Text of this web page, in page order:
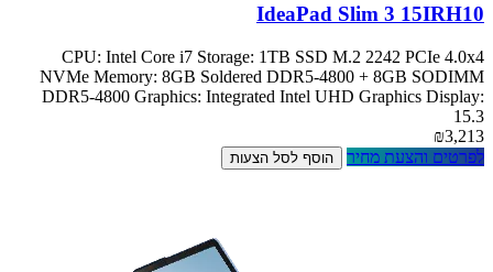
IdeaPad Slim 3 15IRH10
CPU: Intel Core i7 Storage: 1TB SSD M.2 2242 PCIe 4.0x4
NVMe Memory: 8GB Soldered DDR5-4800 + 8GB SODIMM
DDR5-4800 Graphics: Integrated Intel UHD Graphics Display:
15.3
₪3,213
לפרטים והצעת מחיר
הוסף לסל הצעות